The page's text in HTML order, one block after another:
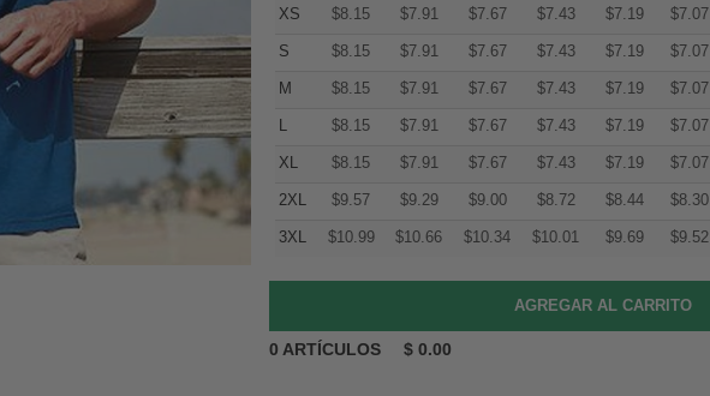
XS $8.15 $7.91 $7.67 $7.43 $7.19 $7.07
S $8.15 $7.91 $7.67 $7.43 $7.19 $7.07
M $8.15 $7.91 $7.67 $7.43 $7.19 $7.07
L $8.15 $7.91 $7.67 $7.43 $7.19 $7.07
XL $8.15 $7.91 $7.67 $7.43 $7.19 $7.07
2XL $9.57 $9.29 $9.00 $8.72 $8.44 $8.30
3XL $10.99 $10.66 $10.34 $10.01 $9.69 $9.52
0 ARTÍCULOS $ 0.00